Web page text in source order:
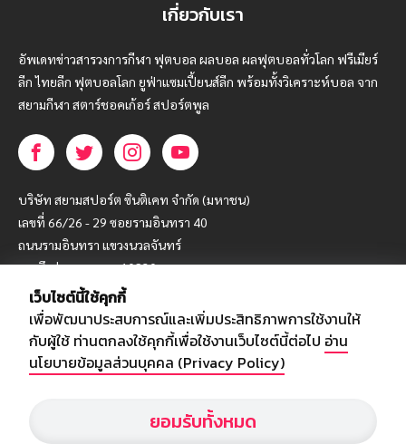
เกี่ยวกับเรา
อัพเดทข่าวสารวงการกีฬา ฟุตบอล ผลบอล ผลฟุตบอลทั่วโลก ฟรีเมียร์
ลีก ไทยลีก ฟุตบอลโลก ยูฟ่าแซมเปี้ยนส์ลีก พร้อมทั้งวิเคราะห์บอล จาก
สยามกีฬา สตาร์ชอคเก้อร์ สปอร์ตพูล
บริษัท สยามสปอร์ต ซินติเคท จำกัด (มหาชน)
เลขที่ 66/26 - 29 ซอยรามอินทรา 40
ถนนรามอินทรา แขวงนวลจันทร์
เขตบึงกุ่ม กรุงเทพฯ 10230
โทร : 02-5088-000
อีเมล์ : webmaster@siamsport.co.th
เว็บไซต์ : www.siamsport.co.th
เว็บไซต์นี้ใช้คุกกี้
เพื่อพัฒนาประสบการณ์และเพิ่มประสิทธิภาพการใช้งานให้
กับผู้ใช้ ท่านตกลงใช้คุกกี้เพื่อใช้งานเว็บไซต์นี้ต่อไป อ่าน
นโยบายข้อมูลส่วนบุคคล (Privacy Policy)
ยอมรับทั้งหมด